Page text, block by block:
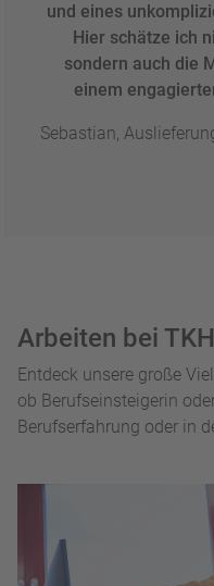
und eines
Hier schätze ich
sondern auch die
einem
Sebastian,
Arbeiten bei TKH
Entdeck unsere große
ob Berufseinsteigerin
Berufserfahrung oder in